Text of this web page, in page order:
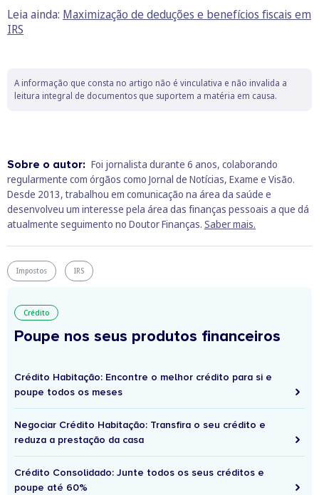
Leia ainda: Maximização de deduções e benefícios fiscais em
IRS
A informação que consta no artigo não é vinculativa e não invalida a
leitura integral de documentos que suportem a matéria em causa.
Sobre o autor: Foi jornalista durante 6 anos, colaborando
regularmente com órgãos como Jornal de Notícias, Exame e Visão.
Desde 2013, trabalhou em comunicação na área da saúde e
desenvolveu um interesse pela área das finanças pessoais a que dá
atualmente seguimento no Doutor Finanças. Saber mais.
Impostos IRS
Crédito
Poupe nos seus produtos financeiros
Crédito Habitação: Encontre o melhor crédito para si e
poupe todos os meses
Negociar Crédito Habitação: Transfira o seu crédito e
reduza a prestação da casa
Crédito Consolidado: Junte todos os seus créditos e
poupe até 60%